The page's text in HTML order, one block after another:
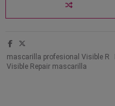
mascarilla profesional Visible R
Visible Repair mascarilla